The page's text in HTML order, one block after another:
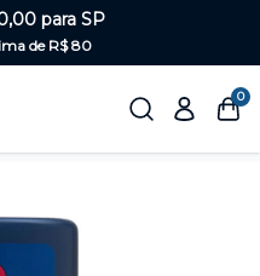
para SP
de R$ 80
0